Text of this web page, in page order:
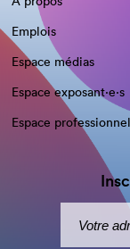
Emplois
Espace médias
Espace exposant·e⋅s
Espace